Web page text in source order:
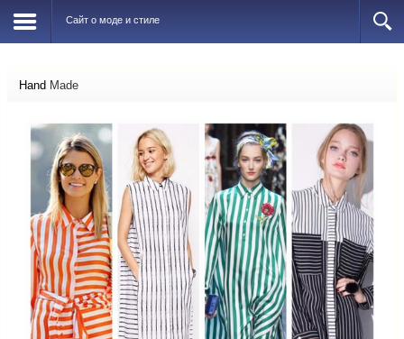
Сайт о моде и стиле
Hand Made